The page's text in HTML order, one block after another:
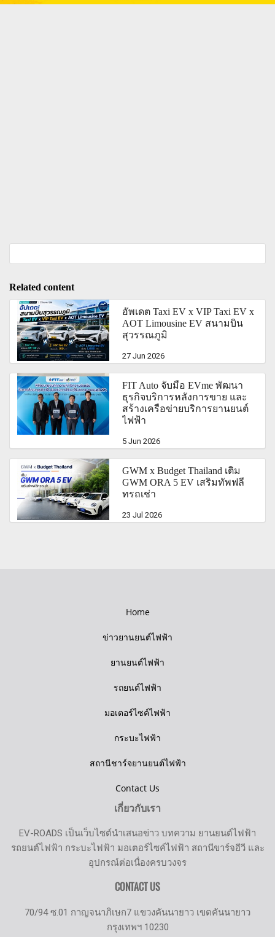
Related content
อัพเดต Taxi EV x VIP Taxi EV x
AOT Limousine EV สนามบิน
สุวรรณภูมิ
27 Jun 2026
FIT Auto จับมือ EVme พัฒนา
ธุรกิจบริการหลังการขาย และ
สร้างเครือข่ายบริการยานยนต์
ไฟฟ้า
5 Jun 2026
GWM x Budget Thailand เติม
GWM ORA 5 EV เสริมทัพฟลี
ทรถเช่า
23 Jul 2026
Home
ข่าวยานยนต์ไฟฟ้า
ยานยนต์ไฟฟ้า
รถยนต์ไฟฟ้า
มอเตอร์ไซค์ไฟฟ้า
กระบะไฟฟ้า
สถานีชาร์จยานยนต์ไฟฟ้า
Contact Us
เกี่ยวกับเรา
EV-ROADS เป็นเว็บไซต์นำเสนอข่าว บทความ ยานยนต์ไฟฟ้า
รถยนต์ไฟฟ้า กระบะไฟฟ้า มอเตอร์ไซค์ไฟฟ้า สถานีขาร์จอีวี และ
อุปกรณ์ต่อเนื่องครบวงจร
CONTACT US
70/94 ซ.01 กาญจนาภิเษก7 แขวงคันนายาว เขตคันนายาว
กรุงเทพฯ 10230